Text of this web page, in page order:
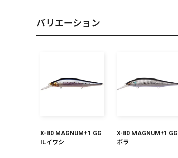
バリエーション
X-80 MAGNUM+1 GG
ILイワシ
X-80 MAGNUM+1 GG
ボラ